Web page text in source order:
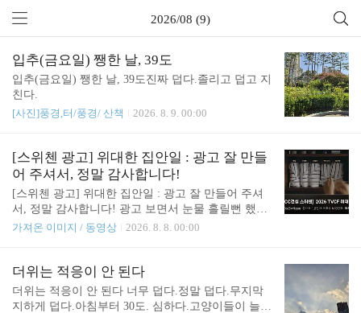
2026/08 (9)
입추(금요일) 쨍한 날, 39도
입추(금요일) 쨍한 날, 39도진짜 덥다.졸리고 덥고 지
친다.
[사진]풍경,터/풍경/ 산책
2026. 8. 9. 00:00
[스위첸 광고] 위대한 집안일 : 광고 잘 만들
어 주셔서, 정말 감사합니다!
[스위첸 광고] 위대한 집안일 : 광고 잘 만들어 주셔
서, 정말 감사합니다! 광고 보면서 눈물 흘릴뻔 했다.
무슨 광고를 이렇게 잘 만들었을꼬. 감사합니
d4u.tistory.com/7051 전업주부 8년차, 내려놓으니 마
음이 편해지다.전업주부 8년차, 내려놓으니 마음이
편해지다.# 일상어깨와 등이 너무 아프지만,운동을
가져온 이미지 / 동영상 2026. 8. 8. 00:00
더위는 적응이 안 된다
더위는 적응이 안 된다 너무 덥다.정말 덥다.무지막
지하게 덥다.아침부터 30도. 심하다.고양이들이 늘어